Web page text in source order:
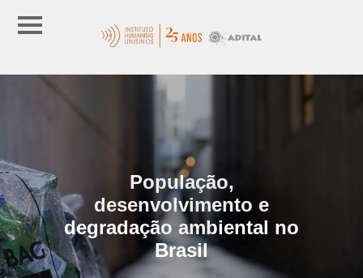
População,
desenvolvimento e
degradação ambiental no
Brasil